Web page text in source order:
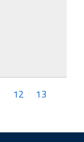
12 13